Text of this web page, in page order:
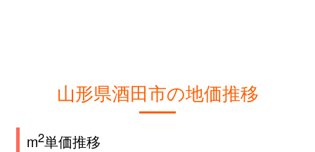
山形県酒田市の地価推移
m2単価推移